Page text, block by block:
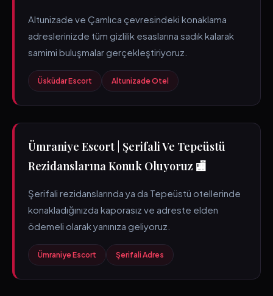
Altunizade ve Çamlıca çevresindeki konaklama
adreslerinizde tüm gizlilik esaslarına sadık kalarak
samimi buluşmalar gerçekleştiriyoruz.
Üsküdar Escort Altunizade Otel
Ümraniye Escort | Şerifali Ve Tepeüstü
Rezidanslarına Konuk Oluyoruz 🏬
Şerifali rezidanslarında ya da Tepeüstü otellerinde
konakladığınızda kaporasız ve adreste elden
ödemeli olarak yanınıza geliyoruz.
Ümraniye Escort Şerifali Adres